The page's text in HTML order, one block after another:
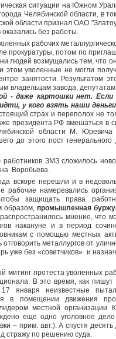
ситуации на Южном
Челябинской области, в
области признал ОАО
без работы.
рабочих
прокуратуры, потом по
людей возмущались тем, что
уволенные не могли
занятости. Результатом
владельцам завода,
- даже картошки нет.
у кого взять наши деньги
страх и переполох не
президента РФ вмешаться в
области М.
до этого пост генерального
ЗМЗ сложилось
Воробьева.
вскоре перешли и в
намеревались
защищать права
образом, промышленная
мнение, что
накануне и в период
с помощью местных
металлургов от
уже без «советчиков» и
митинг протеста уволенных
В это время, как
января неизвестные
в помещении движения
местной организации
еще одно уголовное
– прим. авт.). А спустя
стражу по решению суда.